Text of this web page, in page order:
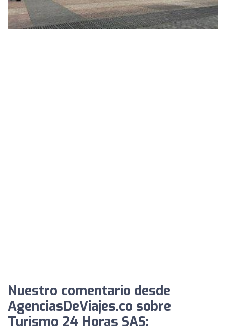
Nuestro comentario desde
AgenciasDeViajes.co sobre
Turismo 24 Horas SAS: